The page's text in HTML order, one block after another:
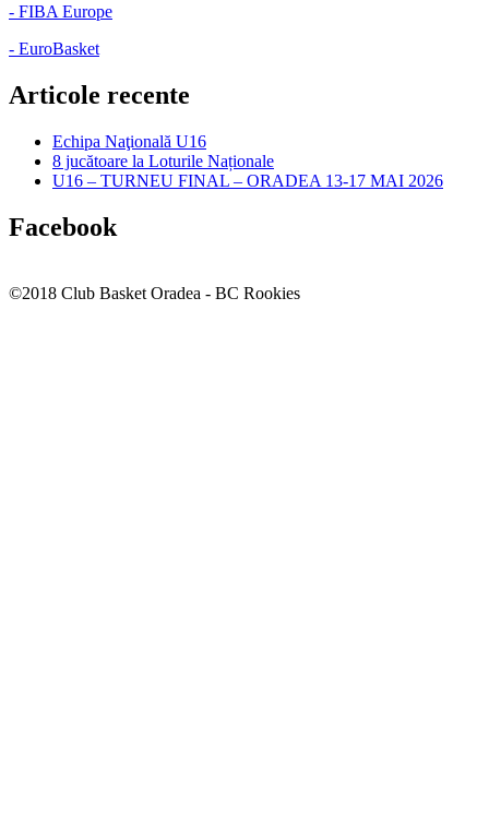
- FIBA Europe
- EuroBasket
Articole recente
Echipa Naţională U16
8 jucătoare la Loturile Naționale
U16 – TURNEU FINAL – ORADEA 13-17 MAI 2026
Facebook
©2018 Club Basket Oradea - BC Rookies